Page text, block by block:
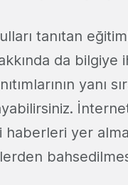
tanıtan
da bilgiye
yanı
haberleri yer